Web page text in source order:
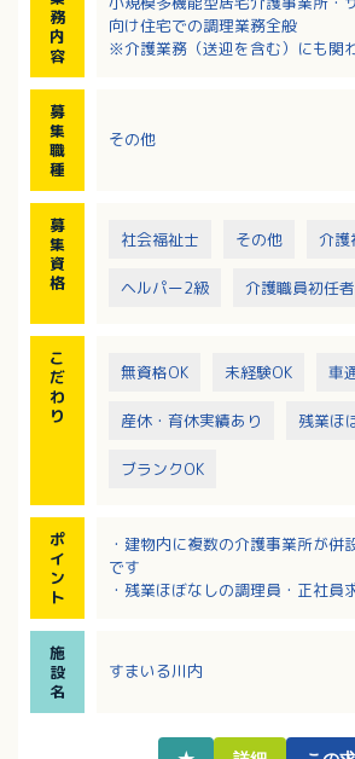
務
内
容
向け住宅での調理業務全般
※介護業務（送迎を含む）にも関
募
集
職
種
その他
募
集
資
格
社会福祉士 その他 介護
ヘルパー2級 介護職員初任
こ
だ
わ
り
無資格OK 未経験OK 車
産休・育休実績あり 残業ほ
ブランクOK
ポ
イ
ン
ト
・建物内に複数の介護事業所が併
です
・残業ほぼなしの調理員・正社員
・賞与や退職金制度など福利厚生
施
設
名
すまいる川内